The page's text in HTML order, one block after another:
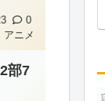
0
アニメ
部7